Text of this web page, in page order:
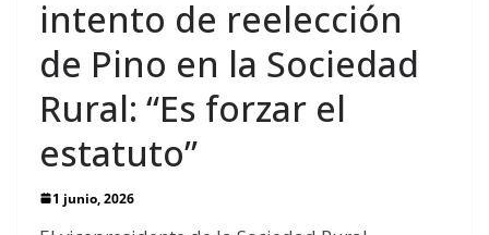
intento de reelección
de Pino en la Sociedad
Rural: “Es forzar el
estatuto”
1 junio, 2026